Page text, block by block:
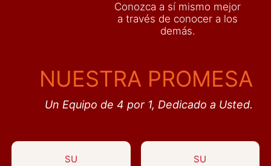
Conozca a sí mismo mejor
a través de conocer a los
demás.
NUESTRA PROMESA
Un Equipo de 4 por 1, Dedicado a Usted.
SU SU